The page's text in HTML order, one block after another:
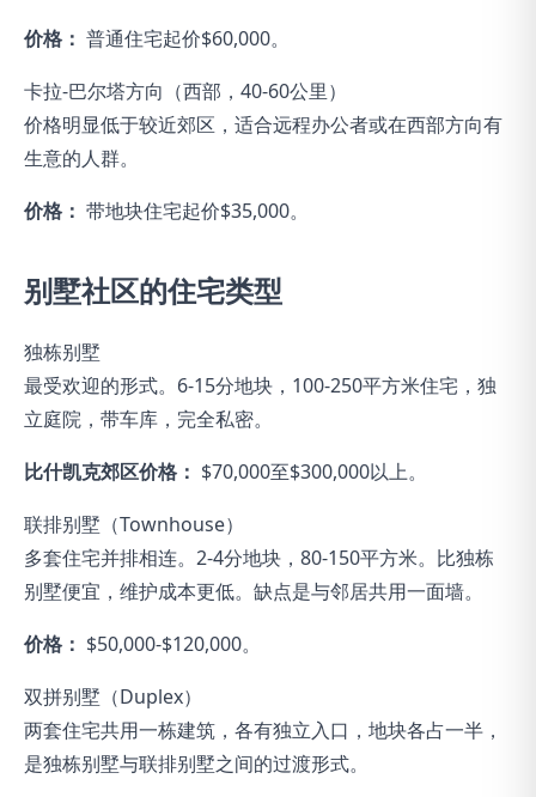
价格： 普通住宅起价$60,000。
卡拉-巴尔塔方向（西部，40-60公里）
价格明显低于较近郊区，适合远程办公者或在西部方向有
生意的人群。
价格： 带地块住宅起价$35,000。
别墅社区的住宅类型
独栋别墅
最受欢迎的形式。6-15分地块，100-250平方米住宅，独
立庭院，带车库，完全私密。
比什凯克郊区价格： $70,000至$300,000以上。
联排别墅（Townhouse）
多套住宅并排相连。2-4分地块，80-150平方米。比独栋
别墅便宜，维护成本更低。缺点是与邻居共用一面墙。
价格： $50,000-$120,000。
双拼别墅（Duplex）
两套住宅共用一栋建筑，各有独立入口，地块各占一半，
是独栋别墅与联排别墅之间的过渡形式。